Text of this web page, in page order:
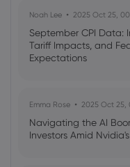
Noah Lee 2025 Oct 25,
September CPI Data:
Tariff Impacts, and
Expectations
Emma Rose 2025 Oct 25,
Navigating the AI
Investors Amid